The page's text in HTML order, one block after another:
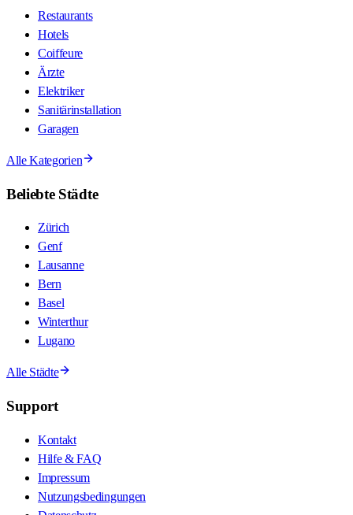
Restaurants
Hotels
Coiffeure
Ärzte
Elektriker
Sanitärinstallation
Garagen
Alle Kategorien
Beliebte Städte
Zürich
Genf
Lausanne
Bern
Basel
Winterthur
Lugano
Alle Städte
Support
Kontakt
Hilfe & FAQ
Impressum
Nutzungsbedingungen